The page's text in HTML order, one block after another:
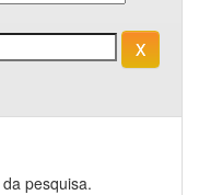
pesquisa.